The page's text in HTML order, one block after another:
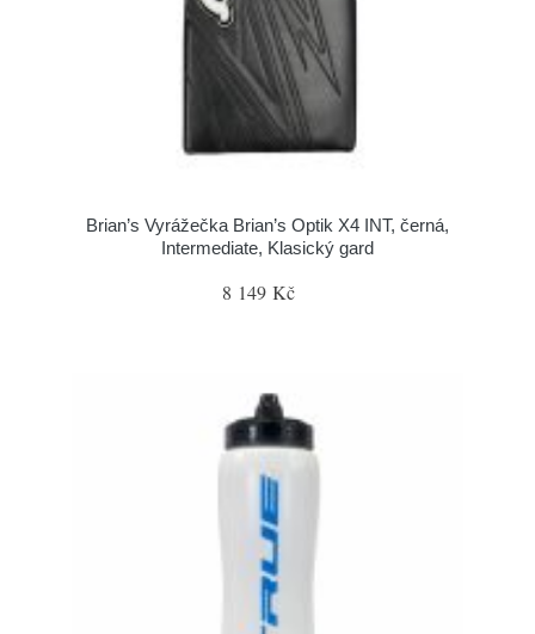
Brian’s Vyrážečka Brian’s Optik X4 INT, černá,
Intermediate, Klasický gard
8 149 Kč